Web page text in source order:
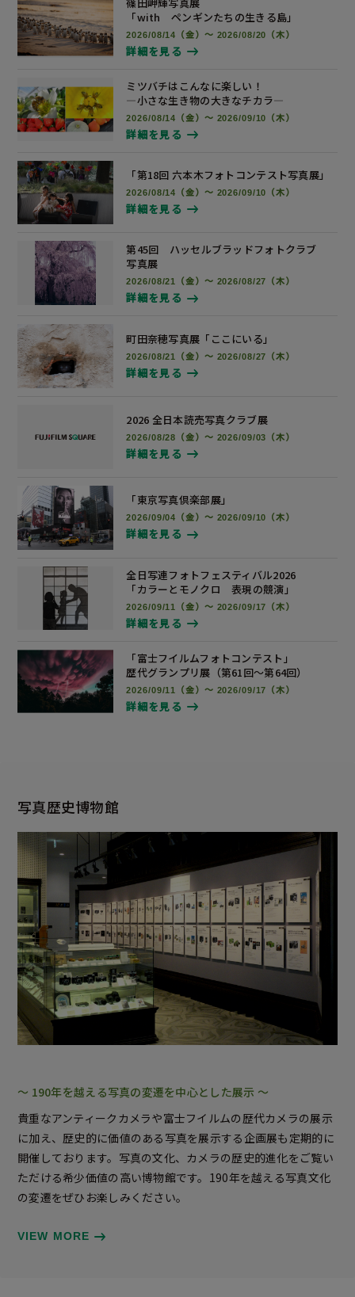
「with ペンギンたちの生きる島」
2026/08/14（金）～ 2026/08/20（木）
詳細を見る
ミツバチはこんなに楽しい！
―小さな生き物の大きなチカラ―
2026/08/14（金）～ 2026/09/10（木）
詳細を見る
「第18回 六本木フォトコンテスト写真展」
2026/08/14（金）～ 2026/09/10（木）
詳細を見る
第45回 ハッセルブラッドフォトクラブ
写真展
2026/08/21（金）～ 2026/08/27（木）
詳細を見る
町田奈穂写真展 「ここにいる」
2026/08/21（金）～ 2026/08/27（木）
詳細を見る
2026 全日本読売写真クラブ展
2026/08/28（金）～ 2026/09/03（木）
詳細を見る
「東京写真倶楽部展」
2026/09/04（金）～ 2026/09/10（木）
詳細を見る
全日写連フォトフェスティバル2026
「カラーとモノクロ 表現の競演」
2026/09/11（金）～ 2026/09/17（木）
詳細を見る
「富士フイルムフォトコンテスト」
歴代グランプリ展 （第61回～第64回）
2026/09/11（金）～ 2026/09/17（木）
詳細を見る
写真歴史博物館
～ 190年を越える写真の変遷を中心とした展示 ～
貴重なアンティークカメラや富士フイルムの歴代カメラの展示
に加え、歴史的に価値のある写真を展示する企画展も定期的に
開催しております。写真の文化、カメラの歴史的進化をご覧い
ただける希少価値の高い博物館です。190年を越える写真文化
の変遷をぜひお楽しみください。
VIEW MORE